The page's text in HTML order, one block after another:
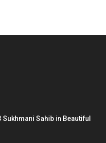
Sukhmani Sahib in Beautiful